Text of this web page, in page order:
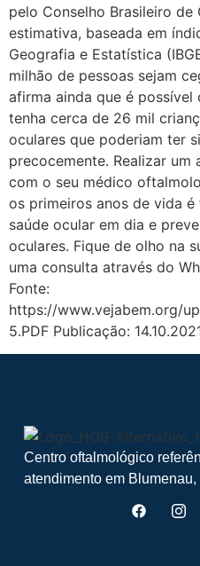
pelo Conselho Brasileiro de
estimativa, baseada em
Geografia e Estatística
milhão de pessoas sejam
afirma ainda que é possível
tenha cerca de 26 mil
oculares que poderiam ter
precocemente. Realizar um
com o seu médico
os primeiros anos de vida
saúde ocular em dia e
oculares. Fique de olho na
uma consulta através do
Fonte:
https://www.vejabem.org/
5.PDF Publicação:
Centro oftalmológico
atendimento em